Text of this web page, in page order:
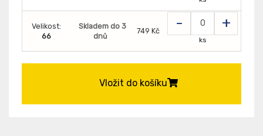
Velikost:
66
Skladem do 3
dnů
749 Kč - +
ks
Vložit do košíku